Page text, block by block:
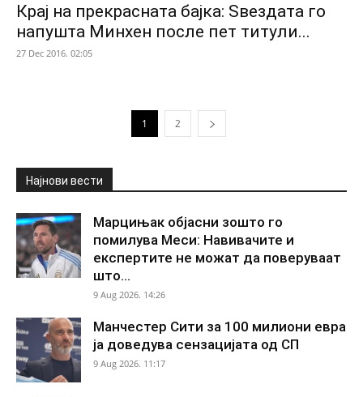
Крај на прекрасната бајка: Ѕвездата го
напушта Минхен после пет титули...
27 Dec 2016. 02:05
1 2
Најнови вести
Марцињак објасни зошто го
помилува Меси: Навивачите и
експертите не можат да поверуваат
што...
9 Aug 2026. 14:26
Манчестер Сити за 100 милиони евра
ја доведува сензацијата од СП
9 Aug 2026. 11:17